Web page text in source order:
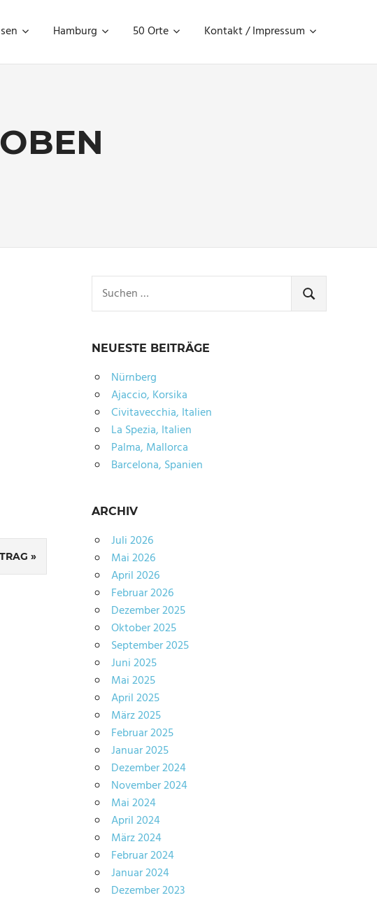
Hamburg 50 Orte Kontakt / Impressum
nach:
SUCHEN
NEUESTE BEITRÄGE
Nürnberg
Ajaccio, Korsika
Civitavecchia, Italien
La Spezia, Italien
Palma, Mallorca
Barcelona, Spanien
ARCHIV
Juli 2026
Mai 2026
April 2026
Februar 2026
Dezember 2025
Oktober 2025
September 2025
Juni 2025
Mai 2025
April 2025
März 2025
Februar 2025
Januar 2025
Dezember 2024
November 2024
Mai 2024
April 2024
März 2024
Februar 2024
Januar 2024
Dezember 2023